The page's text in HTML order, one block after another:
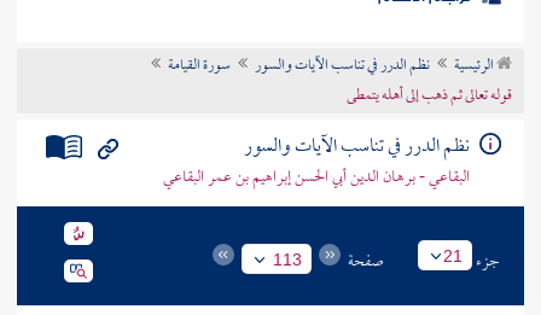
موضوعي
تراجم الأعلام
الرئيسية نظم الدرر في تناسب الآيات والسور
سورة القيامة
قوله تعالى ثم ذهب إلى أهله يتمطى
نظم الدرر في تناسب الآيات والسور
البقاعي - برهان الدين أبي الحسن إبراهيم بن عمر البقاعي
جزء 21 صفحة 113